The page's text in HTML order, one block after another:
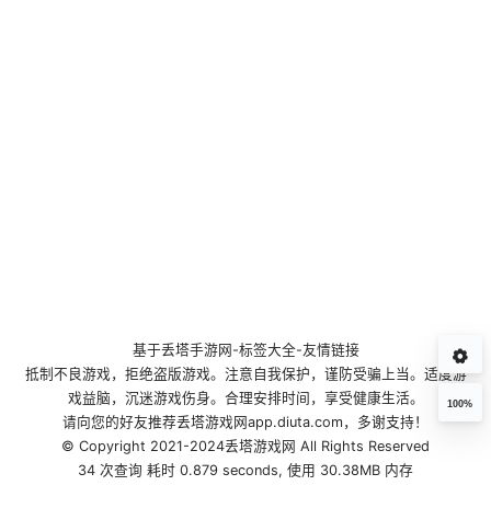
100%
基于丢塔手游网 -标签大全-友情链接
抵制不良游戏，拒绝盗版游戏。注意自我保护，谨防受骗上当。适度游
戏益脑，沉迷游戏伤身。合理安排时间，享受健康生活。
请向您的好友推荐丢塔游戏网app.diuta.com，多谢支持！
© Copyright 2021-2024丢塔游戏网 All Rights Reserved
34 次查询 耗时 0.879 seconds, 使用 30.38MB 内存